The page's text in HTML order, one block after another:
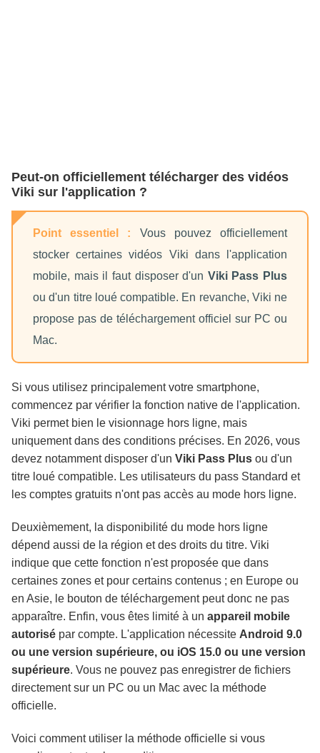
Peut-on officiellement télécharger des vidéos
Viki sur l'application ?
Point essentiel : Vous pouvez officiellement
stocker certaines vidéos Viki dans l'application
mobile, mais il faut disposer d'un Viki Pass Plus
ou d'un titre loué compatible. En revanche, Viki ne
propose pas de téléchargement officiel sur PC ou
Mac.
Si vous utilisez principalement votre smartphone,
commencez par vérifier la fonction native de l'application.
Viki permet bien le visionnage hors ligne, mais
uniquement dans des conditions précises. En 2026, vous
devez notamment disposer d'un Viki Pass Plus ou d'un
titre loué compatible. Les utilisateurs du pass Standard et
les comptes gratuits n'ont pas accès au mode hors ligne.
Deuxièmement, la disponibilité du mode hors ligne
dépend aussi de la région et des droits du titre. Viki
indique que cette fonction n'est proposée que dans
certaines zones et pour certains contenus ; en Europe ou
en Asie, le bouton de téléchargement peut donc ne pas
apparaître. Enfin, vous êtes limité à un appareil mobile
autorisé par compte. L'application nécessite Android 9.0
ou une version supérieure, ou iOS 15.0 ou une version
supérieure. Vous ne pouvez pas enregistrer de fichiers
directement sur un PC ou un Mac avec la méthode
officielle.
Voici comment utiliser la méthode officielle si vous